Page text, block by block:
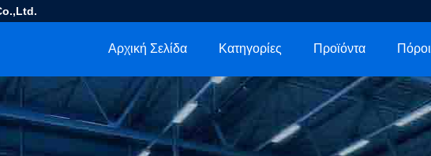
Αρχική Σελίδα Κατηγορίες Προϊόντα Πόροι